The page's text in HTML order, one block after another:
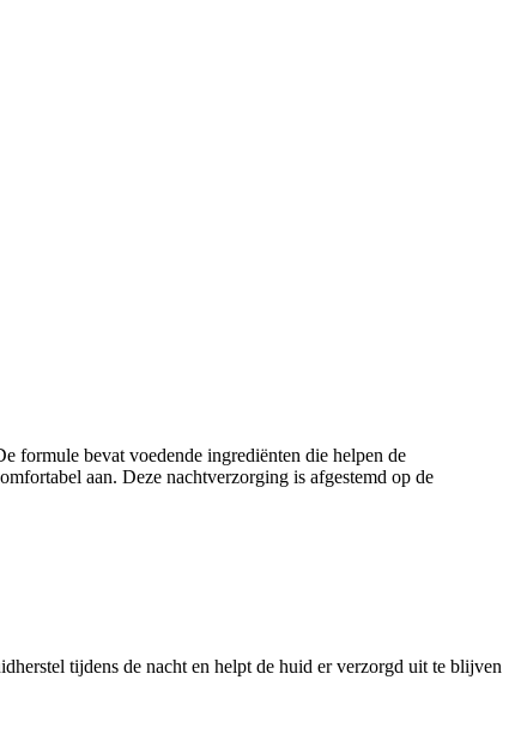
formule bevat voedende ingrediënten die helpen de
aan. Deze nachtverzorging is afgestemd op de
tijdens de nacht en helpt de huid er verzorgd uit te blijven